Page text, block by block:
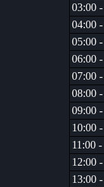
03:00
04:00
05:00
06:00
07:00
08:00
09:00
10:00
11:00
12:00
13:00